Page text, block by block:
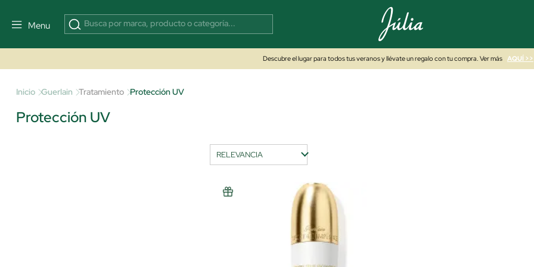
Menu
Descubre el lugar para todos tus veranos y llévate un regalo con tu compra. Ver más AQUÍ >>
Inicio Guerlain Tratamiento Protección UV
Protección UV